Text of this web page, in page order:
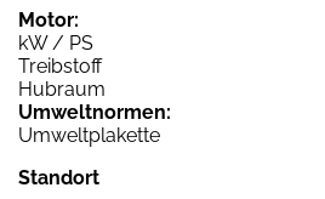
Motor:
kW / PS
Treibstoff
Hubraum
Umweltnormen:
Umweltplakette
Standort